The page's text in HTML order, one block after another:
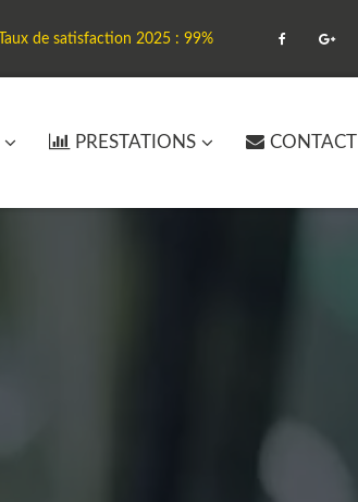
Taux de satisfaction 2025 : 99%
PRESTATIONS CONTACT